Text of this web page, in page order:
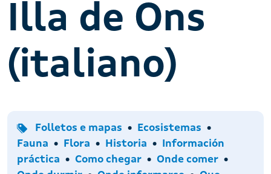
Illa de Ons
(italiano)
Tipo
Folletos e mapas Temas
Ecosistemas
Fauna
Flora Historia
Información
práctica
Accións
Como chegar
Onde comer